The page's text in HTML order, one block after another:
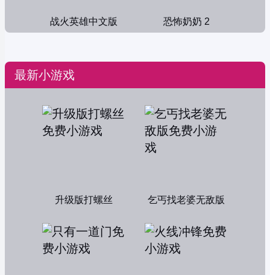
战火英雄中文版 恐怖奶奶 2
最新小游戏
升级版打螺丝 乞丐找老婆无敌版